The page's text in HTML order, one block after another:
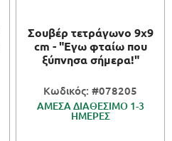
Σουβέρ τετράγωνο 9x9
cm - "Εγω φταίω που
ξύπνησα σήμερα!"
Κωδικός: #078205
ΑΜΕΣΑ ΔΙΑΘΕΣΙΜΟ 1-3
ΗΜΕΡΕΣ